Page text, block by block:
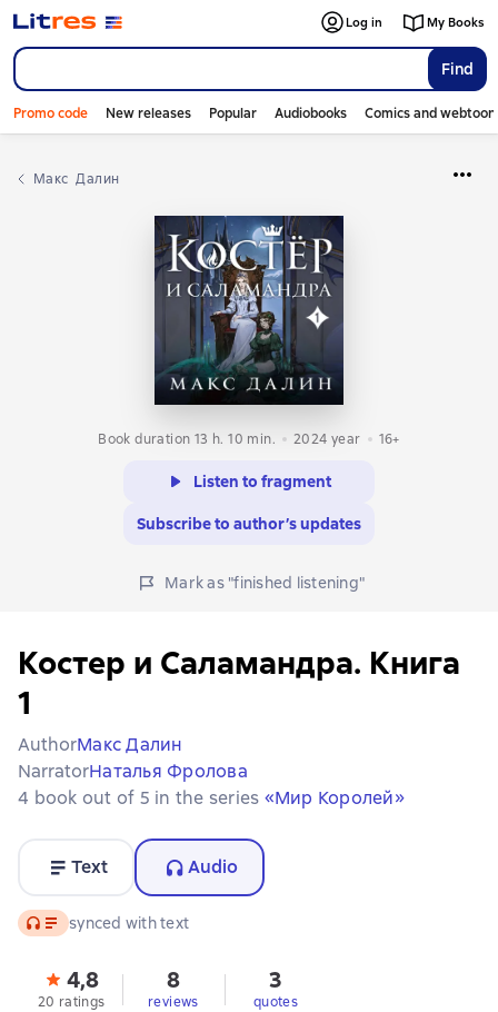
Find
Log in My Books
Promo code New releases Popular Audiobooks Comics and
Макс  Далин
Book duration 13 h. 10 min. 2024 year 16+
Listen to fragment
Subscribe to author’s updates
Mark as "finished listening"
Костер и Саламандра. Книга
1
AuthorМакс Далин
NarratorНаталья Фролова
4 book out of 5 in the series «Мир Королей»
Text Audio
Audio synced with text
4,8
20 ratings
8
reviews
3
quotes